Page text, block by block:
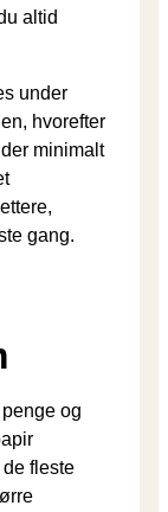
altid
under
hvorefter
minimalt
gang.
og
fleste